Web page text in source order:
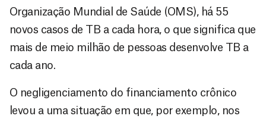
Organização Mundial de Saúde (OMS), há 55
novos casos de TB a cada hora, o que significa que
mais de meio milhão de pessoas desenvolve TB a
cada ano.
O negligenciamento do financiamento crônico
levou a uma situação em que, por exemplo, nos